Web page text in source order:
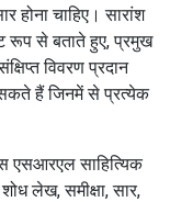
होना चाहिए।सारांश
रूप से बताते हुए, प्रमुख
विवरण प्रदान
हैं जिनमें से प्रत्येक
एसआरएल साहित्यिक
लेख, समीक्षा, सार,